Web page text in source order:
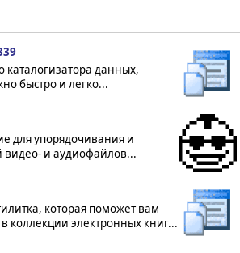
каталогизатора данных,
быстро и легко...
для упорядочивания и
видео- и аудиофайлов...
которая поможет вам
коллекции электронных книг...